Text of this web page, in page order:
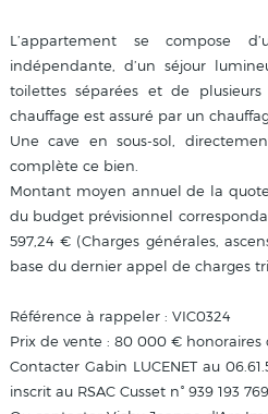
L’appartement se compose
indépendante, d’un séjour
toilettes séparées et de
chauffage est assuré par un
Une cave en sous-sol,
complète ce bien.
Montant moyen annuel de la
du budget prévisionnel
597,24 € (Charges générales,
base du dernier appel de charges
Référence à rappeler : VIC0324
Prix de vente : 80 000 € honoraires
Contacter Gabin LUCENET au
inscrit au RSAC Cusset n° 939 193 769.